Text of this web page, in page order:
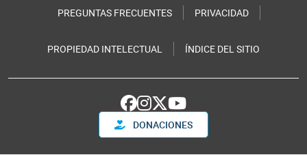
PREGUNTAS FRECUENTES PRIVACIDAD
PROPIEDAD INTELECTUAL ÍNDICE DEL SITIO
DONACIONES